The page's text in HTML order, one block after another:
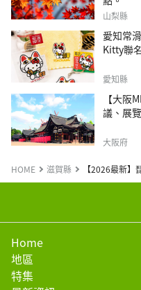
山梨縣
愛知常
Kitty聯
愛知縣
【大阪
議、展
大阪府
HOME 滋賀縣 【2026最新
Home
地區
特集